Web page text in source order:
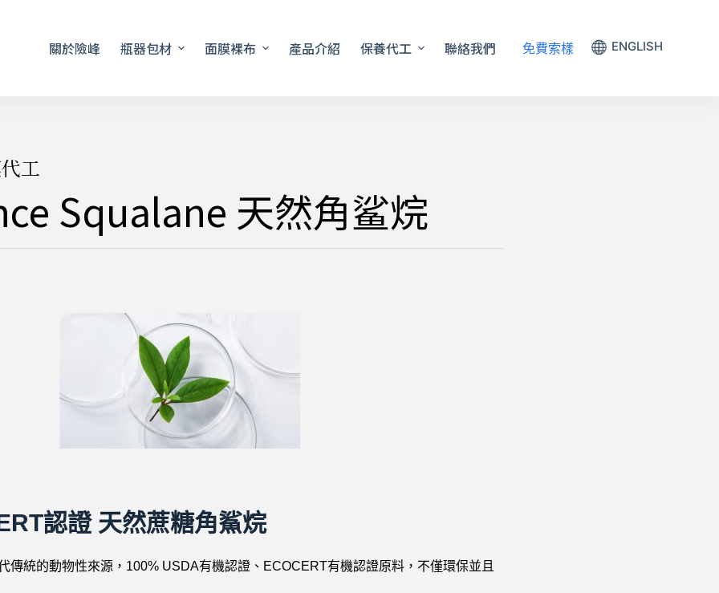
關於險峰 瓶器包材 面膜裸布 產品介紹 保養代工 聯絡我們 免費索樣 ENGLISH
工
Squalane 天然角鲨烷
認證 天然蔗糖角鯊烷
傳統的動物性來源，100% USDA有機認證、ECOCERT有機認證原料，不僅環保並且